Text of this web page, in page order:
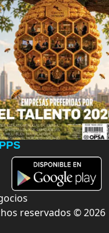
reservados ©2026